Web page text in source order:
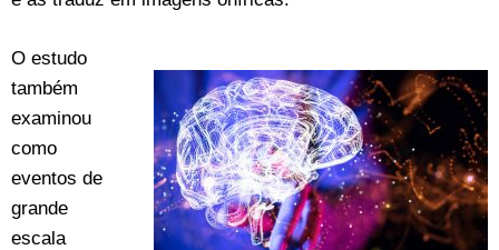
O estudo
também
examinou
como
eventos de
grande
escala